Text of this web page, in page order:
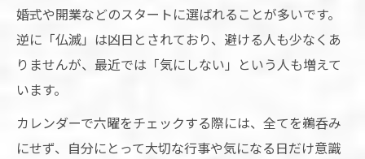
婚式や開業などのスタートに選ばれることが多いです。
逆に「仏滅」は凶日とされており、避ける人も少なくあ
りませんが、最近では「気にしない」という人も増えて
います。
カレンダーで六曜をチェックする際には、全てを鵜呑み
にせず、自分にとって大切な行事や気になる日だけ意識